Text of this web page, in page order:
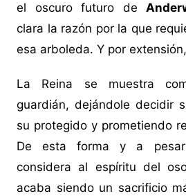
el oscuro futuro de
clara la razón por la que
esa arboleda. Y por
La Reina se muestra
guardián, dejándole decidir
su protegido y prometiendo
De esta forma y a
considera al espíritu del
acaba siendo un sacrificio